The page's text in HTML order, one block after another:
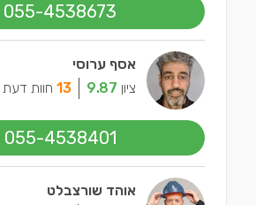
055-4538673
אסף ערוסי
ציון 9.87
13 חוות דעת
055-4538401
אוהד שורצבלט